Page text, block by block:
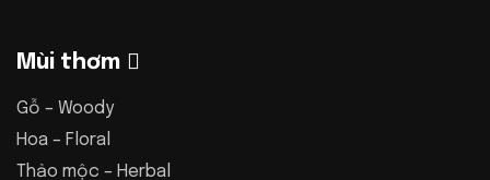
Mùi thơm
Gỗ – Woody
Hoa – Floral
Thảo mộc – Herbal